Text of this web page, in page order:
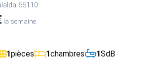
66110
la semaine
1pièces 1chambres 1SdB